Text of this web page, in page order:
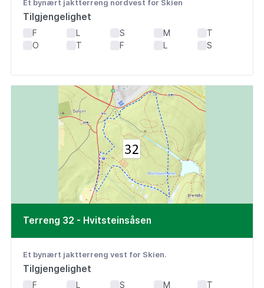
Et bynært jaktterreng nordvest for Skien
Tilgjengelighet
F L S M
T
O
T F L S
Terreng 32 - Hvitsteinsåsen
Et bynært jaktterreng vest for Skien.
Tilgjengelighet
F L S M
T